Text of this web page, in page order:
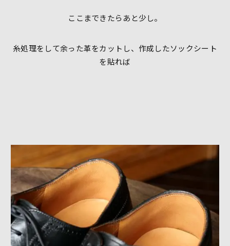
ここまできたらあと少し。
糸処理をして余った革をカットし、作成したソックシート
を貼れば